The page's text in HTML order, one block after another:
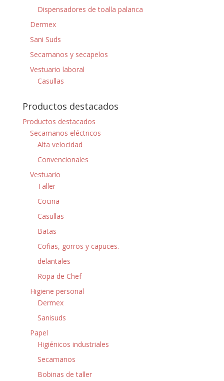
Dispensadores de toalla palanca
Dermex
Sani Suds
Secamanos y secapelos
Vestuario laboral
Casullas
Productos destacados
Productos destacados
Secamanos eléctricos
Alta velocidad
Convencionales
Vestuario
Taller
Cocina
Casullas
Batas
Cofias, gorros y capuces.
delantales
Ropa de Chef
Higiene personal
Dermex
Sanisuds
Papel
Higiénicos industriales
Secamanos
Bobinas de taller